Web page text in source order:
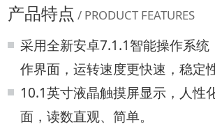
产品特点 / PRODUCT FEATURES
采用全新安卓7.1.1智能操作系统
作界面，运转速度更快速，稳定
10.1英寸液晶触摸屏显示，人性
面，读数直观、简单。